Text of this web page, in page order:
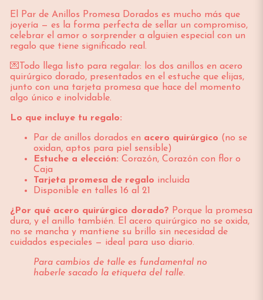
El Par de Anillos Promesa Dorados es mucho más que
joyería — es la forma perfecta de sellar un compromiso,
celebrar el amor o sorprender a alguien especial con un
regalo que tiene significado real.
💌Todo llega listo para regalar: los dos anillos en acero
quirúrgico dorado, presentados en el estuche que elijas,
junto con una tarjeta promesa que hace del momento
algo único e inolvidable.
Lo que incluye tu regalo:
Par de anillos dorados en acero quirúrgico (no se
oxidan, aptos para piel sensible)
Estuche a elección: Corazón, Corazón con flor o
Caja
Tarjeta promesa de regalo incluida
Disponible en talles 16 al 21
¿Por qué acero quirúrgico dorado? Porque la promesa
dura, y el anillo también. El acero quirúrgico no se oxida,
no se mancha y mantiene su brillo sin necesidad de
cuidados especiales — ideal para uso diario.
Para cambios de talle es fundamental no
haberle sacado la etiqueta del talle.